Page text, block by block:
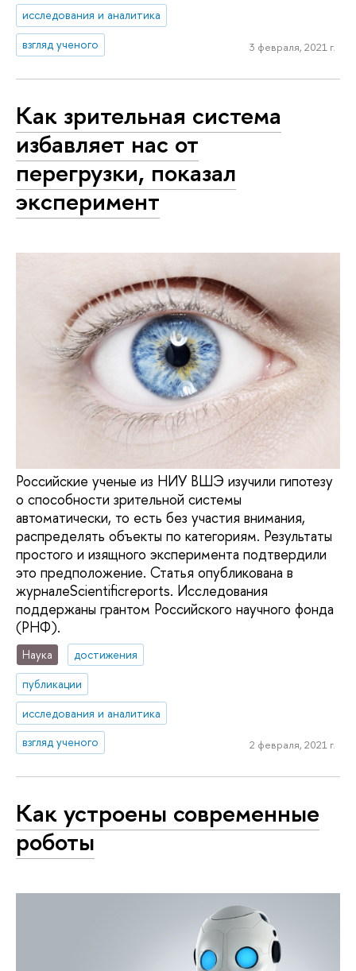
исследования и аналитика
взгляд ученого
3 февраля, 2021 г.
Как зрительная система
избавляет нас от
перегрузки, показал
эксперимент
Российские ученые из НИУ ВШЭ изучили гипотезу
о способности зрительной системы
автоматически, то есть без участия внимания,
распределять объекты по категориям. Результаты
простого и изящного эксперимента подтвердили
это предположение. Статья опубликована в
журналeScientificreports. Исследования
поддержаны грантом Российского научного фонда
(РНФ).
Наука
достижения
публикации
исследования и аналитика
взгляд ученого
2 февраля, 2021 г.
Как устроены современные
роботы